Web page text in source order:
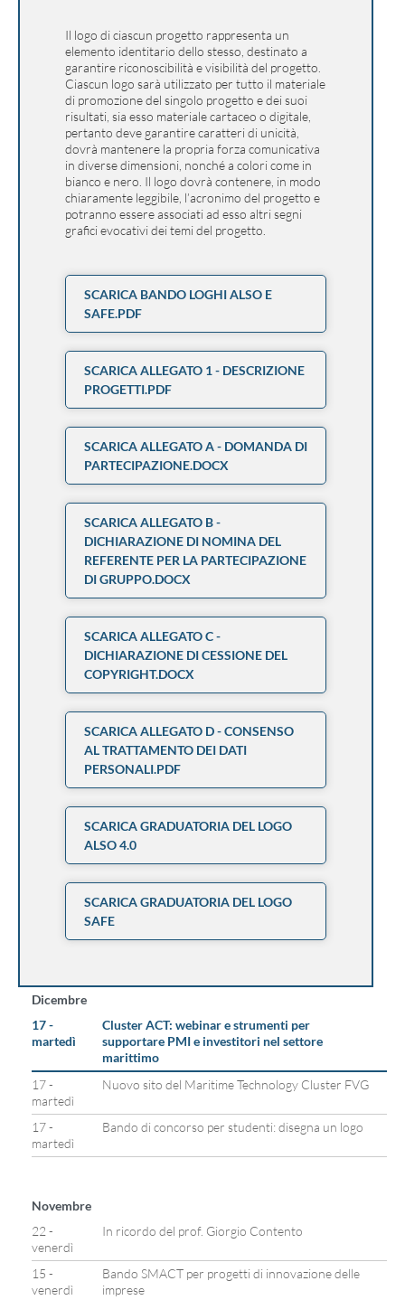
Il logo di ciascun progetto rappresenta un
elemento identitario dello stesso, destinato a
garantire riconoscibilità e visibilità del progetto.
Ciascun logo sarà utilizzato per tutto il materiale
di promozione del singolo progetto e dei suoi
risultati, sia esso materiale cartaceo o digitale,
pertanto deve garantire caratteri di unicità,
dovrà mantenere la propria forza comunicativa
in diverse dimensioni, nonché a colori come in
bianco e nero. Il logo dovrà contenere, in modo
chiaramente leggibile, l’acronimo del progetto e
potranno essere associati ad esso altri segni
grafici evocativi dei temi del progetto.
SCARICA BANDO LOGHI ALSO E
SAFE.PDF
SCARICA ALLEGATO 1 - DESCRIZIONE
PROGETTI.PDF
SCARICA ALLEGATO A - DOMANDA DI
PARTECIPAZIONE.DOCX
SCARICA ALLEGATO B -
DICHIARAZIONE DI NOMINA DEL
REFERENTE PER LA PARTECIPAZIONE
DI GRUPPO.DOCX
SCARICA ALLEGATO C -
DICHIARAZIONE DI CESSIONE DEL
COPYRIGHT.DOCX
SCARICA ALLEGATO D - CONSENSO
AL TRATTAMENTO DEI DATI
PERSONALI.PDF
SCARICA GRADUATORIA DEL LOGO
ALSO 4.0
SCARICA GRADUATORIA DEL LOGO
SAFE
Dicembre
17 -
martedì
Cluster ACT: webinar e strumenti per
supportare PMI e investitori nel settore
marittimo
17 -
martedì
Nuovo sito del Maritime Technology Cluster FVG
17 -
martedì
Bando di concorso per studenti: disegna un logo
Novembre
22 -
venerdì
In ricordo del prof. Giorgio Contento
15 -
venerdì
Bando SMACT per progetti di innovazione delle
imprese